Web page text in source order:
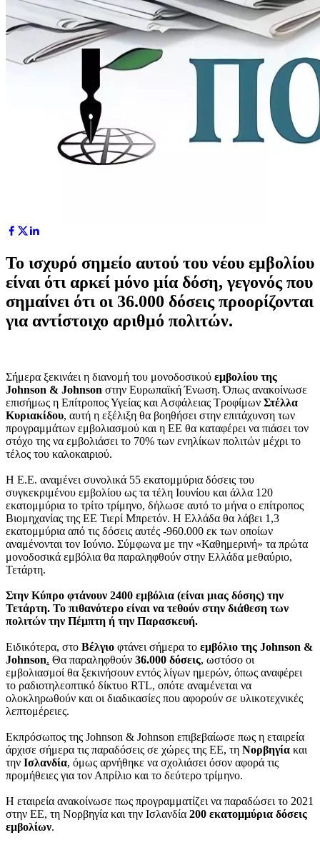
Το ισχυρό σημείο αυτού του νέου εμβολίου
είναι ότι αρκεί μόνο μία δόση, γεγονός που
σημαίνει ότι οι 36.000 δόσεις προορίζονται
για αντίστοιχο αριθμό πολιτών.
Σήμερα ξεκινάει η διανομή του μονοδοσικού εμβολίου της
Johnson & Johnson στην Ευρωπαϊκή Ένωση. Όπως ανακοίνωσε
επισήμως η Επίτροπος Υγείας και Ασφάλειας Τροφίμων Στέλλα
Κυριακίδου, αυτή η εξέλιξη θα βοηθήσει στην επιτάχυνση των
προγραμμάτων εμβολιασμού και η ΕΕ θα καταφέρει να πιάσει τον
στόχο της να εμβολιάσει το 70% των ενηλίκων πολιτών μέχρι το
τέλος του καλοκαιριού.
H Ε.Ε. αναμένει συνολικά 55 εκατομμύρια δόσεις του
συγκεκριμένου εμβολίου ως τα τέλη Ιουνίου και άλλα 120
εκατομμύρια το τρίτο τρίμηνο, δήλωσε αυτό το μήνα ο επίτροπος
Βιομηχανίας της ΕΕ Τιερί Μπρετόν. Η Ελλάδα θα λάβει 1,3
εκατομμύρια από τις δόσεις αυτές -960.000 εκ των οποίων
αναμένονται τον Ιούνιο. Σύμφωνα με την «Καθημερινή» τα πρώτα
μονοδοσικά εμβόλια θα παραληφθούν στην Ελλάδα μεθαύριο,
Τετάρτη.
Στην Κύπρο φτάνουν 2400 εμβόλια (είναι μιας δόσης) την
Τετάρτη. Το πιθανότερο είναι να τεθούν στην διάθεση των
πολιτών την Πέμπτη ή την Παρασκευή.
Ειδικότερα, στο Βέλγιο φτάνει σήμερα το εμβόλιο της Johnson &
Johnson. Θα παραληφθούν 36.000 δόσεις, ωστόσο οι
εμβολιασμοί θα ξεκινήσουν εντός λίγων ημερών, όπως αναφέρει
το ραδιοτηλεοπτικό δίκτυο RTL, οπότε αναμένεται να
ολοκληρωθούν και οι διαδικασίες που αφορούν σε υλικοτεχνικές
λεπτομέρειες.
Εκπρόσωπος της Johnson & Johnson επιβεβαίωσε πως η εταιρεία
άρχισε σήμερα τις παραδόσεις σε χώρες της ΕΕ, τη Νορβηγία και
την Ισλανδία, όμως αρνήθηκε να σχολιάσει όσον αφορά τις
προμήθειες για τον Απρίλιο και το δεύτερο τρίμηνο.
Η εταιρεία ανακοίνωσε πως προγραμματίζει να παραδώσει το 2021
στην ΕΕ, τη Νορβηγία και την Ισλανδία 200 εκατομμύρια δόσεις
εμβολίων.